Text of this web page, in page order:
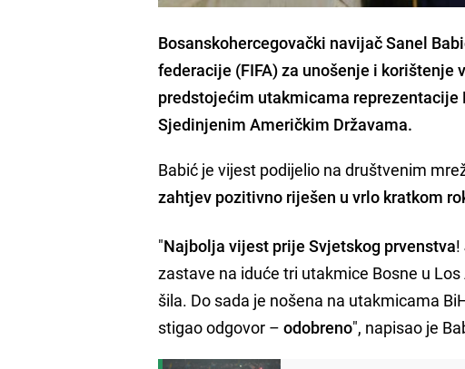
Bosanskohercegovački navijač Sanel
federacije (FIFA) za unošenje i
predstojećim utakmicama reprezentacije
Sjedinjenim Američkim Državama.
Babić je vijest podijelio na društvenim
zahtjev pozitivno riješen u vrlo kratkom
"Najbolja vijest prije Svjetskog prvenstva!
zastave na iduće tri utakmice Bosne u
šila. Do sada je nošena na utakmicama
stigao odgovor –odobreno", napisao je